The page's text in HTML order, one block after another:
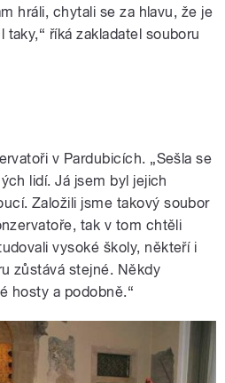
hráli, chytali se za hlavu, že je
říká zakladatel souboru
v Pardubicích. „Sešla se
lidí. Já jsem byl jejich
Založili jsme takový soubor
tak v tom chtěli
vysoké školy, někteří i
zůstává stejné. Někdy
hosty a podobně.“